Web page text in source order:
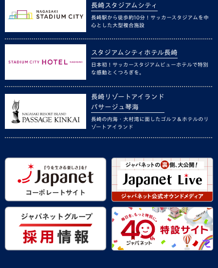
長崎スタジアムシティ
長崎駅から徒歩約10分！サッカースタジアムを中
心とした大型複合施設
スタジアムシティホテル長崎
日本初！サッカースタジアムビューホテルで特別
な感動とくつろぎを。
長崎リゾートアイランド
パサージュ琴海
長崎の内海・大村湾に面したゴルフ＆ホテルのリ
ゾートアイランド